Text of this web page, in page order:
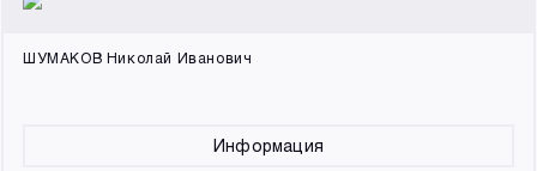
ШУМАКОВ Николай Иванович
Информация